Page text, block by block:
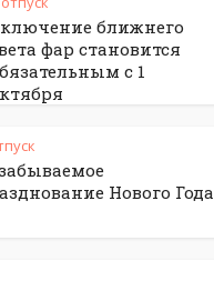
ближнего
фар становится
с 1
Нового Года